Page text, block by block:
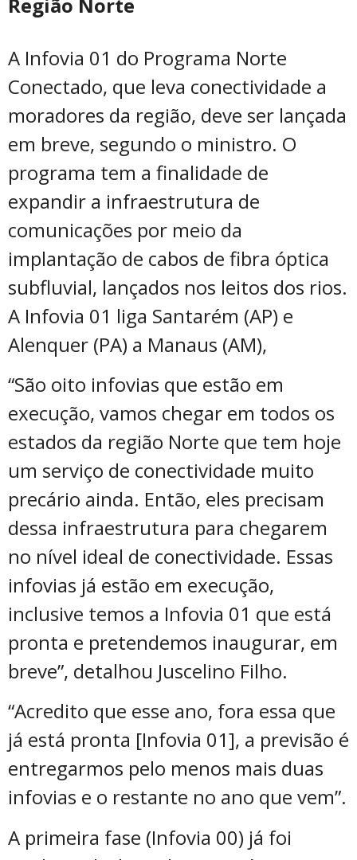
A Infovia 01 do Programa Norte
Conectado, que leva conectividade a
moradores da região, deve ser lançada
em breve, segundo o ministro. O
programa tem a finalidade de
expandir a infraestrutura de
comunicações por meio da
implantação de cabos de fibra óptica
subfluvial, lançados nos leitos dos rios.
A Infovia 01 liga Santarém (AP) e
Alenquer (PA) a Manaus (AM),
“São oito infovias que estão em
execução, vamos chegar em todos os
estados da região Norte que tem hoje
um serviço de conectividade muito
precário ainda. Então, eles precisam
dessa infraestrutura para chegarem
no nível ideal de conectividade. Essas
infovias já estão em execução,
inclusive temos a Infovia 01 que está
pronta e pretendemos inaugurar, em
breve”, detalhou Juscelino Filho.
“Acredito que esse ano, fora essa que
já está pronta [Infovia 01], a previsão é
entregarmos pelo menos mais duas
infovias e o restante no ano que vem”.
A primeira fase (Infovia 00) já foi